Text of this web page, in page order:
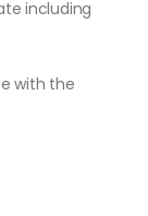
including
with the